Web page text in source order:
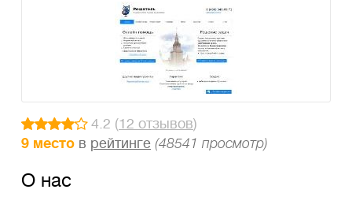
4.2 (12 отзывов)
9 место в рейтинге (48541 просмотр)
О нас